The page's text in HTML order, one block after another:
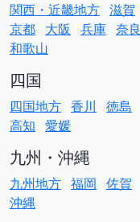
関西・近畿地方 滋賀
京都 大阪 兵庫 奈良
和歌山
四国
四国地方 香川
徳島
高知 愛媛
九州・沖縄
九州地方 福岡 佐賀
沖縄